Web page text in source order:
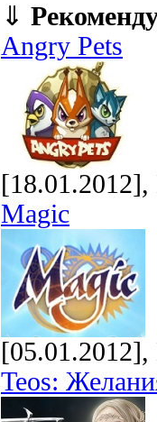
⇓
Angry Pets
[18.01.2012],
Magic
[05.01.2012],
Teos: